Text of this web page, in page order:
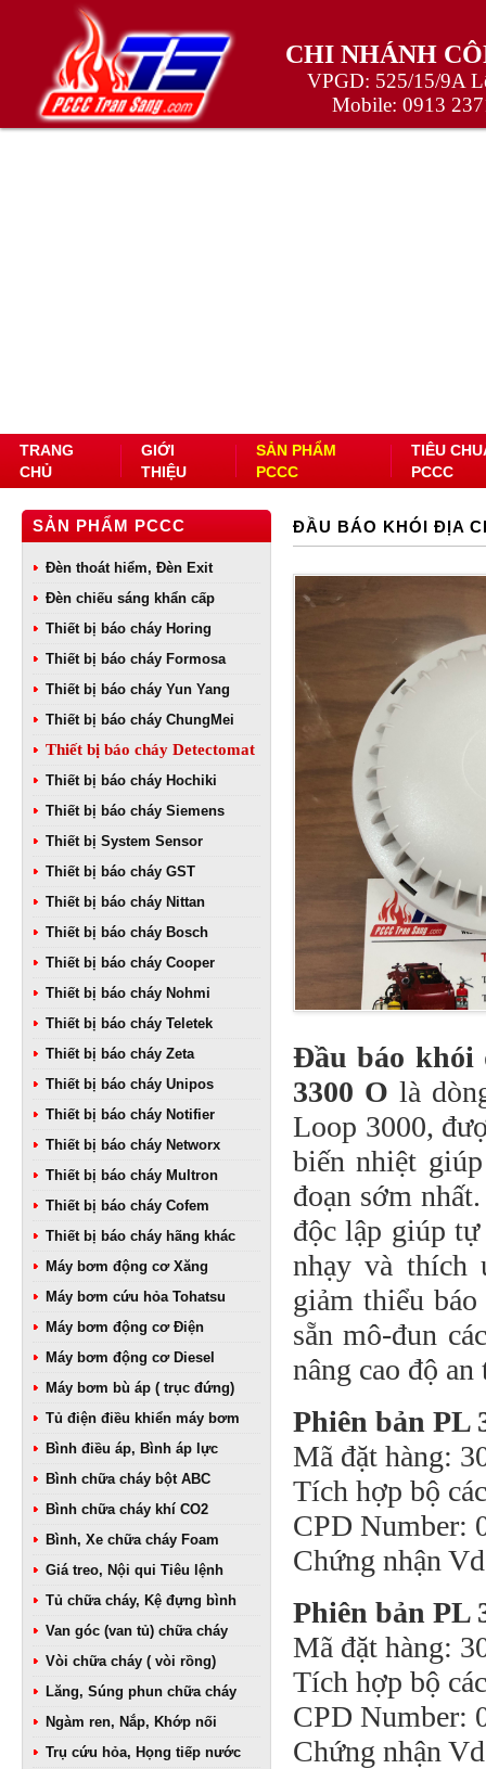
CHI NHÁNH
VPGD: 525/15/9A
Mobile: 0913
TRANG
CHỦ
GIỚI
THIỆU
SẢN PHẨM
PCCC
TIÊU
PCCC
SẢN PHẨM PCCC
Đèn thoát hiểm, Đèn Exit
Đèn chiếu sáng khẩn cấp
Thiết bị báo cháy Horing
Thiết bị báo cháy Formosa
Thiết bị báo cháy Yun Yang
Thiết bị báo cháy ChungMei
Thiết bị báo cháy Detectomat
Thiết bị báo cháy Hochiki
Thiết bị báo cháy Siemens
Thiết bị System Sensor
Thiết bị báo cháy GST
Thiết bị báo cháy Nittan
Thiết bị báo cháy Bosch
Thiết bị báo cháy Cooper
Thiết bị báo cháy Nohmi
Thiết bị báo cháy Teletek
Thiết bị báo cháy Zeta
Thiết bị báo cháy Unipos
Thiết bị báo cháy Notifier
Thiết bị báo cháy Networx
Thiết bị báo cháy Multron
Thiết bị báo cháy Cofem
Thiết bị báo cháy hãng khác
Máy bơm động cơ Xăng
Máy bơm cứu hỏa Tohatsu
Máy bơm động cơ Điện
Máy bơm động cơ Diesel
Máy bơm bù áp ( trục đứng)
Tủ điện điều khiển máy bơm
Bình điều áp, Bình áp lực
Bình chữa cháy bột ABC
Bình chữa cháy khí CO2
Bình, Xe chữa cháy Foam
Giá treo, Nội qui Tiêu lệnh
Tủ chữa cháy, Kệ đựng bình
Van góc (van tủ) chữa cháy
Vòi chữa cháy ( vòi rồng)
Lăng, Súng phun chữa cháy
Ngàm ren, Nắp, Khớp nối
Trụ cứu hỏa, Họng tiếp nước
ĐẦU BÁO KHÓI ĐỊA
Đầu báo khói
3300 O là
Loop 3000,
biến nhiệt
đoạn sớm
độc lập giúp
nhạy và thích
giảm thiểu
sẵn mô-đun
nâng cao độ
Phiên bản PL
Mã đặt hàng:
Tích hợp bộ
CPD Number:
Chứng nhận
Phiên bản PL
Mã đặt hàng:
Tích hợp bộ
CPD Number:
Chứng nhận